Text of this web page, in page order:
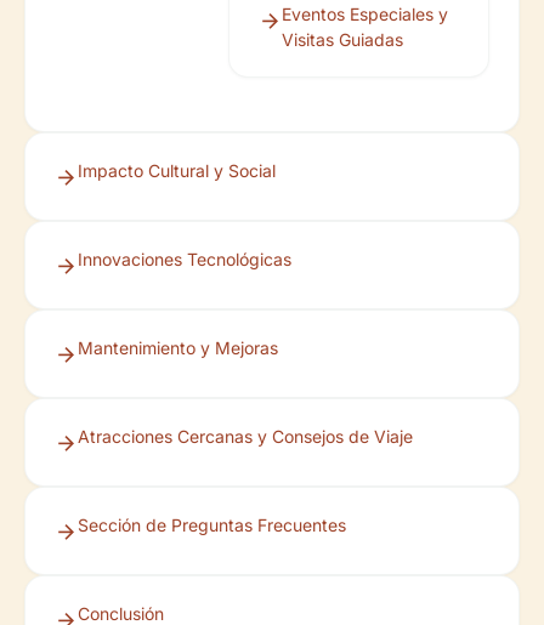
Eventos Especiales y
Visitas Guiadas
Impacto Cultural y Social
Innovaciones Tecnológicas
Mantenimiento y Mejoras
Atracciones Cercanas y Consejos de Viaje
Sección de Preguntas Frecuentes
Conclusión